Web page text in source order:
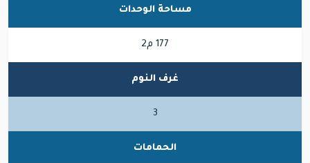
مساحة الوحدات
177 م2
غرف النوم
3
الحمامات